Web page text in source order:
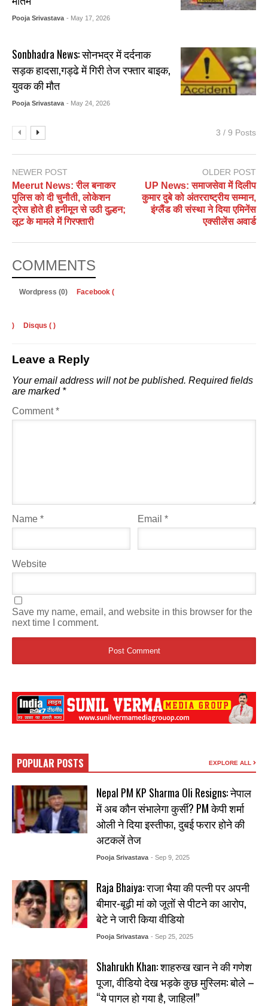
Pooja Srivastava - May 17, 2026
Sonbhadra News: सोनभद्र में दर्दनाक
सड़क हादसा,गड्ढे में गिरी तेज रफ्तार बाइक,
युवक की मौत
Pooja Srivastava - May 24, 2026
3 / 9 Posts
NEWER POST
Meerut News: रील बनाकर
पुलिस को दी चुनौती, लोकेशन
ट्रेस होते ही हनीमून से उठी दुल्हन;
लूट के मामले में गिरफ्तारी
OLDER POST
UP News: समाजसेवा में दिलीप
कुमार दुबे को अंतरराष्ट्रीय सम्मान,
इंग्लैंड की संस्था ने दिया एमिनेंस
एक्सीलेंस अवार्ड
COMMENTS
Wordpress (0) Facebook (
) Disqus ( )
Leave a Reply
Your email address will not be published. Required fields
are marked *
Comment*
Name * Email*
Website
Save my name, email, and website in this browser for the
next time I comment.
POPULAR POSTS EXPLORE ALL
Nepal PM KP Sharma Oli Resigns: नेपाल
में अब कौन संभालेगा कुर्सी? PM केपी शर्मा
ओली ने दिया इस्तीफा, दुबई फरार होने की
अटकलें तेज
Pooja Srivastava - Sep 9, 2025
Raja Bhaiya: राजा भैया की पत्नी पर अपनी
बीमार-बूढ़ी मां को जूतों से पीटने का आरोप,
बेटे ने जारी किया वीडियो
Pooja Srivastava - Sep 25, 2025
Shahrukh Khan: शाहरुख खान ने की गणेश
पूजा, वीडियो देख भड़के कुछ मुस्लिम: बोले –
“ये पागल हो गया है, जाहिल!”